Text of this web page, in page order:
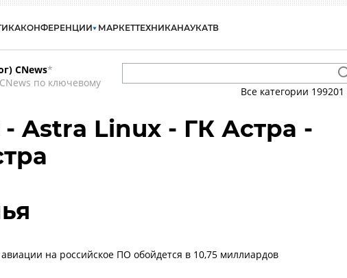
КОНФЕРЕНЦИИ МАРКЕТТЕХНИКАНАУКАТВ
CNews*
по ключевому
Все категории 199201
Astra Linux - ГК Астра -
на российское ПО обойдется в 10,75 миллиардов